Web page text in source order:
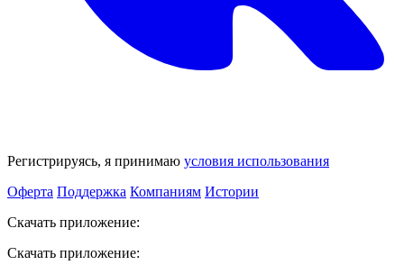
Регистрируясь, я принимаю условия использования
Оферта Поддержка Компаниям Истории
Скачать приложение:
Скачать приложение: